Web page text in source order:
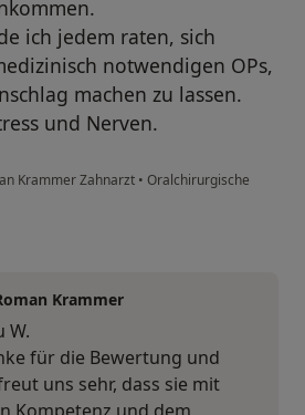
ich jedem raten, sich
notwendigen OPs,
machen zu lassen.
und Nerven.
Krammer Zahnarzt • Oralchirurgische
Krammer
W.
für die Bewertung und
uns sehr, dass sie mit
Kompetenz und dem